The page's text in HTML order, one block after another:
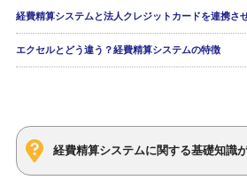
経費精算システムと法人クレジットカードを連携さ
エクセルとどう違う？経費精算システムの特徴
経費精算システムに関する基礎知識